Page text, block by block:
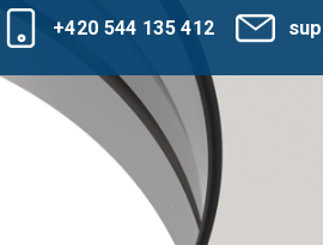
+420 544 135 412